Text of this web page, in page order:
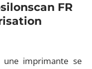
FR
imprimante se